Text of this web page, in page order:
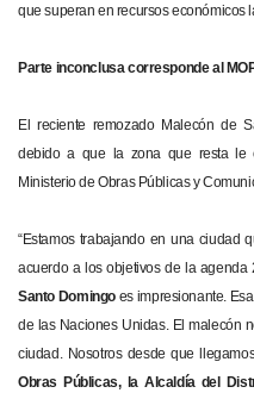
que superan en recursos económicos
Parte inconclusa corresponde al
El reciente remozado Malecón de
debido a que la zona que resta le
Ministerio de Obras Públicas y
“Estamos trabajando en una ciudad
acuerdo a los objetivos de la agenda
Santo Domingo es impresionante.
de las Naciones Unidas. El malecón
ciudad. Nosotros desde que
Obras Públicas, la Alcaldía del